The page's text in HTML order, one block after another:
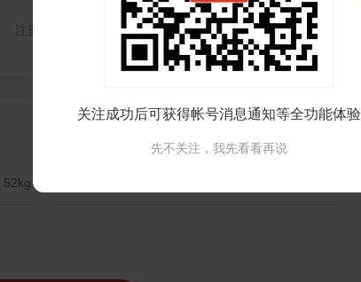
VIP会员可见 最后登录时间：VIP会员可见
52kg
关注成功后可获得帐号消息通知等全功能体验
先不关注，我先看看再说